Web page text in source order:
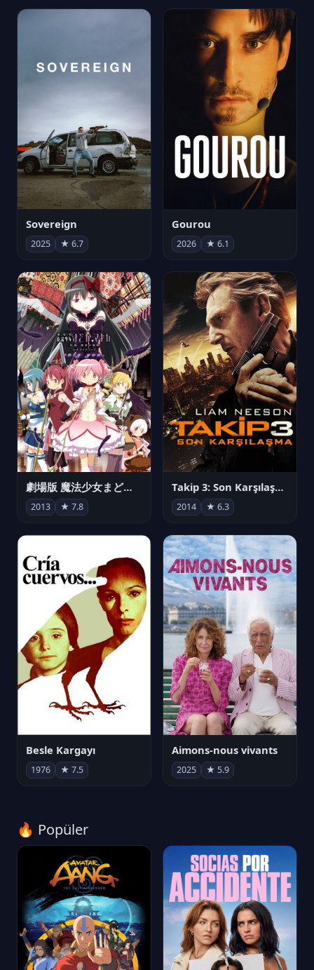
Sovereign
2025 ★ 6.7
Gourou
2026 ★ 6.1
劇場版 魔法少女まどか☆マギカ[新編]叛逆の物語
2013 ★ 7.8
Takip 3: Son Karşılaşma
2014 ★ 6.3
Besle Kargayı
1976 ★ 7.5
Aimons-nous vivants
2025 ★ 5.9
🔥 Popüler